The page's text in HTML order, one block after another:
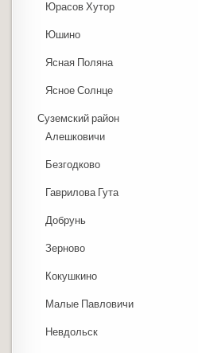
Юрасов Хутор
Юшино
Ясная Поляна
Ясное Солнце
Суземский район
Алешковичи
Безгодково
Гаврилова Гута
Добрунь
Зерново
Кокушкино
Малые Павловичи
Невдольск